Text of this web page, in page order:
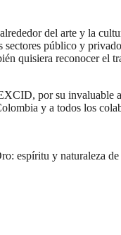
del arte y la
público y
quisiera reconocer el
por su
y a todos los
espíritu y naturaleza